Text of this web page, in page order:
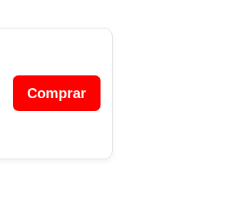
Comprar